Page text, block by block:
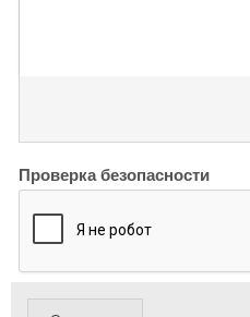
Проверка безопасности